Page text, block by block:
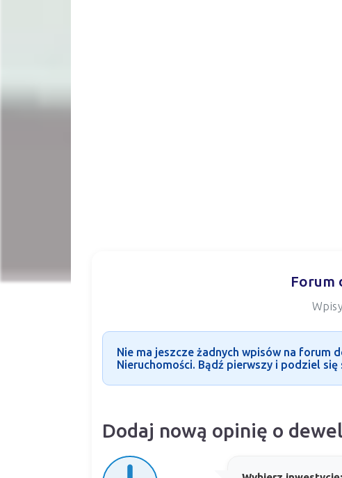
Forum
Nie ma jeszcze żadnych wpisów na forum
Nieruchomości. Bądź pierwszy i podziel się
Dodaj nową opinię o